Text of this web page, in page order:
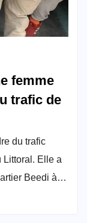
femme
trafic de
du trafic
Littoral. Elle a
Beedi à…